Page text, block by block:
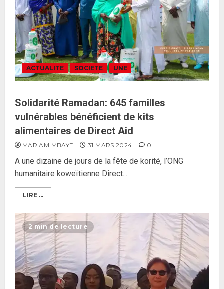
ACTUALITE SOCIETE UNE
Solidarité Ramadan: 645 familles
vulnérables bénéficient de kits
alimentaires de Direct Aid
MARIAM MBAYE 31 MARS 2024 0
A une dizaine de jours de la fête de korité, l’ONG
humanitaire koweïtienne Direct...
LIRE ...
2 min de lecture